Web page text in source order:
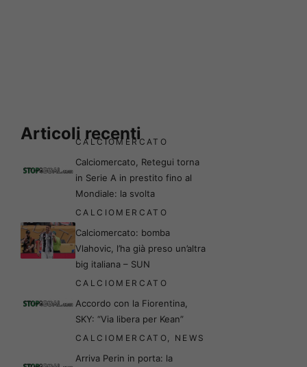
Articoli recenti
CALCIOMERCATO
Calciomercato, Retegui torna
in Serie A in prestito fino al
Mondiale: la svolta
CALCIOMERCATO
Calciomercato: bomba
Vlahovic, l’ha già preso un’altra
big italiana – SUN
CALCIOMERCATO
Accordo con la Fiorentina,
SKY: “Via libera per Kean”
CALCIOMERCATO NEWS
Arriva Perin in porta: la